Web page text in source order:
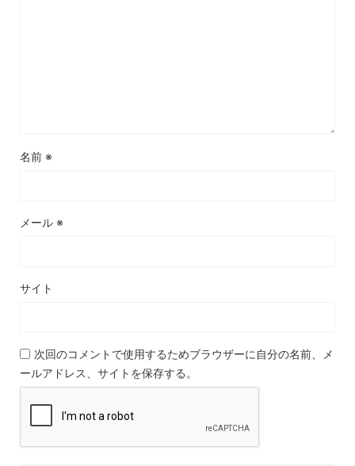
名前 ※
メール ※
サイト
次回のコメントで使用するためブラウザーに自分の名前、メ
ールアドレス、サイトを保存する。